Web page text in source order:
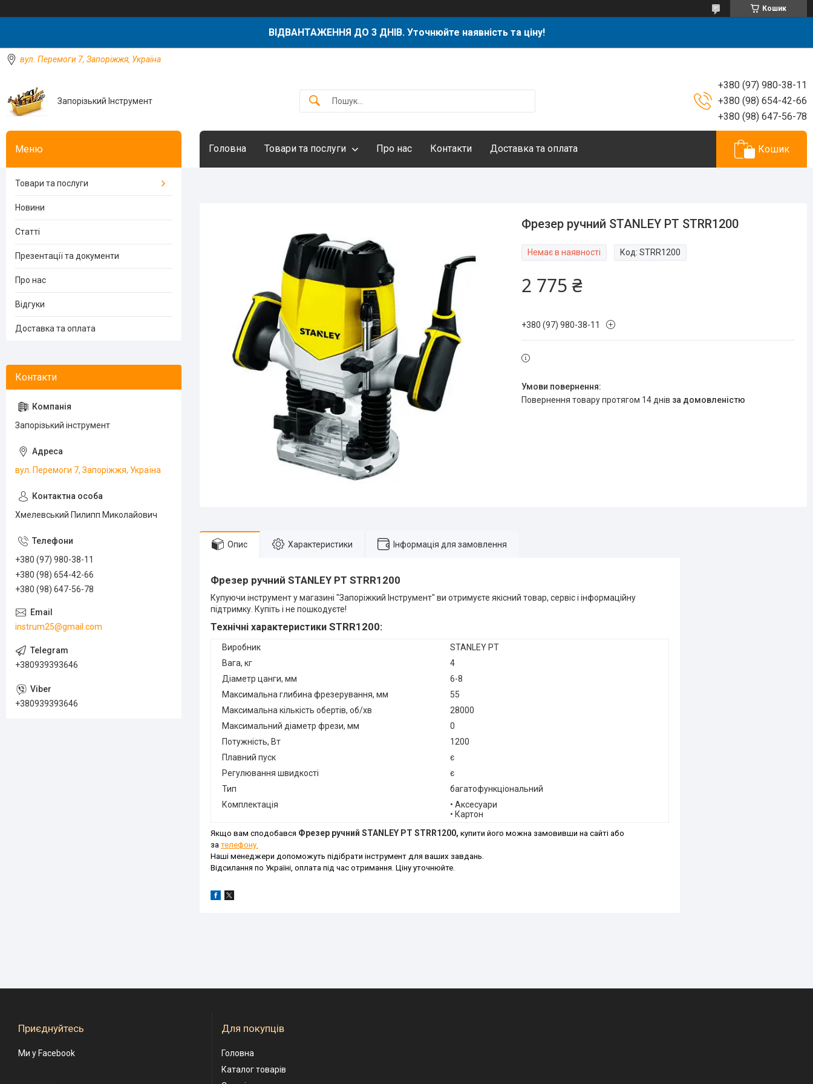
Кошик
ВІДВАНТАЖЕННЯ ДО 3 ДНІВ. Уточнюйте наявність та ціну!
вул. Перемоги 7, Запоріжжя, Україна
Запорізький Інструмент
+380 (97) 980-38-11
+380 (98) 654-42-66
+380 (98) 647-56-78
Головна Товари та послуги Про нас Контакти Доставка та оплата Кошик
Фрезер ручний STANLEY PT STRR1200
Немає в наявності Код:STRR1200
2 775 ₴
+380 (97) 980-38-11
повернення товару протягом 14 днів за домовленістю
Опис Характеристики Інформація для замовлення
Фрезер ручний STANLEY PT STRR1200
Купуючи інструменту магазині "Запоріжкий Інструмент" ви отримуєте якісний товар, сервіс і інформаційну
підтримку. Купіть і не пошкодуєте!
Технічні характеристики STRR1200:
Виробник
STANLEY PT
Вага, кг
4
Діаметр цанги, мм
6-8
Максимальна глибина фрезерування, мм
55
Максимальна кількість обертів, об/хв
28000
Максимальний діаметр фрези, мм
0
Потужність, Вт
1200
Плавний пуск
є
Регулювання швидкості
є
Тип
багатофункціональний
Комплектація
• Аксесуари
• Картон
Якщо вам сподобався Фрезер ручний STANLEY PT STRR1200, купити його можна замовивши на сайті або
за телефону.
Наші менеджери допоможуть підібрати інструмент для ваших завдань.
Відсилання по Україні, оплата під час отримання. Ціну уточнюйте.
Товари та послуги
Новини
Статті
Презентації та документи
Про нас
Відгуки
Доставка та оплата
Запорізький інструмент
вул. Перемоги 7, Запоріжжя, Україна
Хмелевський Пилипп Миколайович
+380 (97) 980-38-11
+380 (98) 654-42-66
+380 (98) 647-56-78
instrum25@gmail.com
+380939393646
+380939393646
Приєднуйтесь
Ми у Facebook
Для покупців
Головна
Каталог товарів